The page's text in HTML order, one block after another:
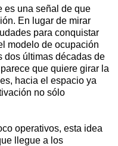
es una señal de que
En lugar de mirar
para conquistar
modelo de ocupación
dos últimas décadas de
que quiere girar la
hacia el espacio ya
no sólo
operativos, esta idea
llegue a los